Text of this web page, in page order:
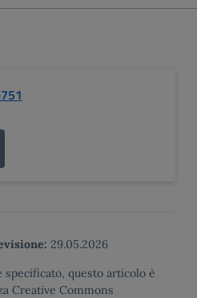
29.05.2026
specificato, questo articolo è
Creative Commons